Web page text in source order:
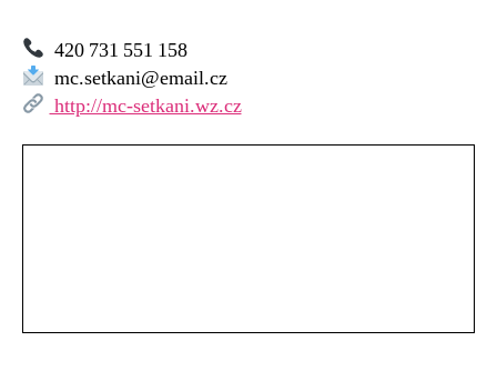
420 731 551 158
mc.setkani@email.cz
http://mc-setkani.wz.cz